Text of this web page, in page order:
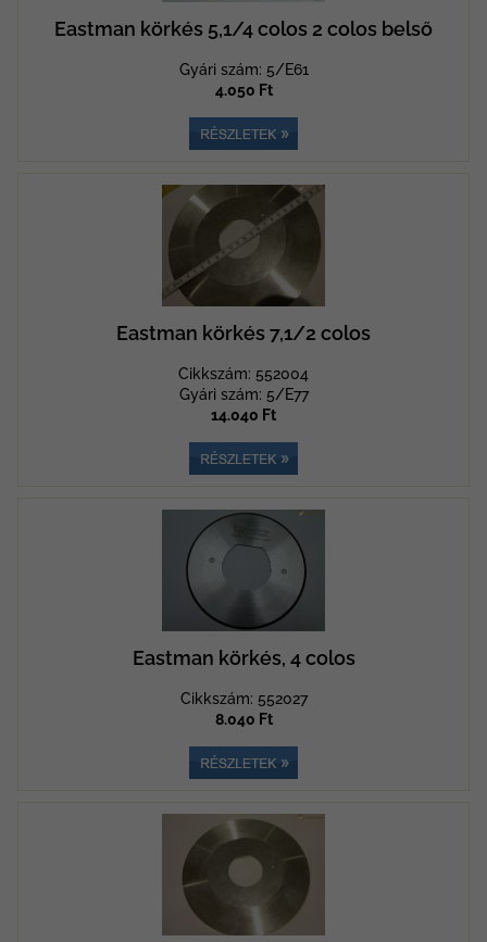
Eastman körkés 5,1/4 colos 2 colos belső
Gyári szám: 5/E61
4.050 Ft
Eastman körkés 7,1/2 colos
Cikkszám: 552004
Gyári szám: 5/E77
14.040 Ft
Eastman körkés, 4 colos
Cikkszám: 552027
8.040 Ft